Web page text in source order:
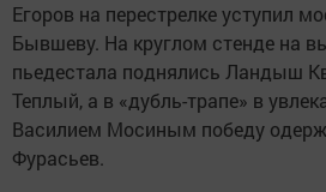
Егоров на перестрелке уступил
Бывшеву. На круглом стенде на
пьедестала поднялись Ландыш
Теплый, а в «дубль-трапе» в
Василием Мосиным победу
Фурасьев.